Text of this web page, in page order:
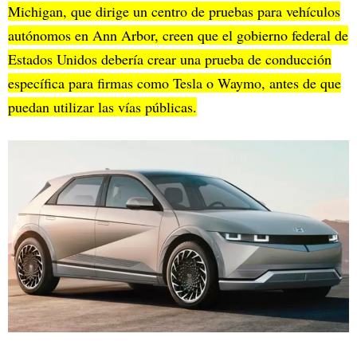
Michigan, que dirige un centro de pruebas para vehículos
autónomos en Ann Arbor, creen que el gobierno federal de
Estados Unidos debería crear una prueba de conducción
específica para firmas como Tesla o Waymo, antes de que
puedan utilizar las vías públicas.